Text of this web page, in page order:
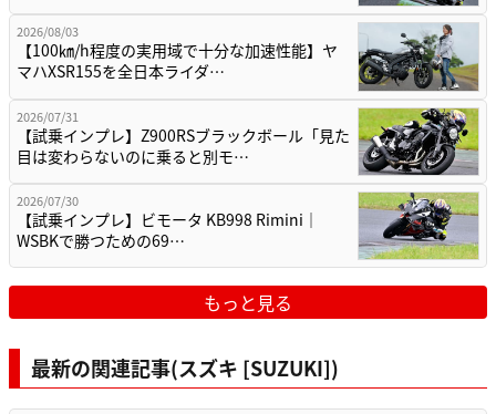
2026/08/03
【100㎞/h程度の実用域で十分な加速性能】ヤ
マハXSR155を全日本ライダ…
2026/07/31
【試乗インプレ】Z900RSブラックボール「見た
目は変わらないのに乗ると別モ…
2026/07/30
【試乗インプレ】ビモータ KB998 Rimini｜
WSBKで勝つための69…
もっと見る
最新の関連記事(スズキ [SUZUKI])